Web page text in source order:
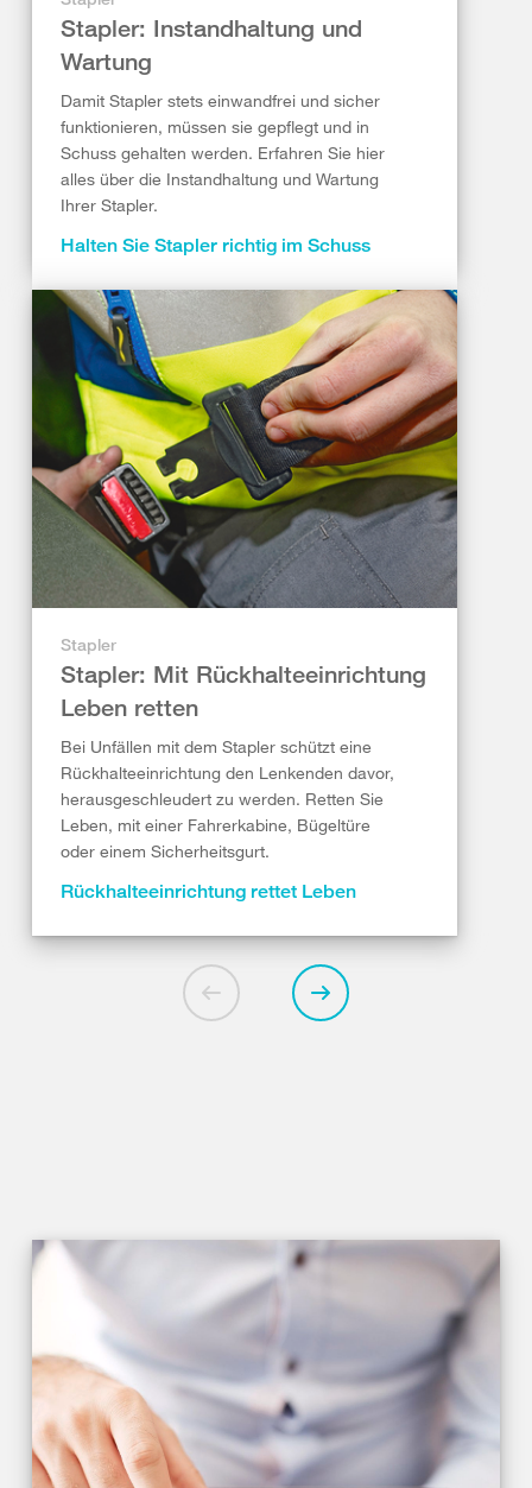
Stapler: Instandhaltung und
Wartung
Damit Stapler stets einwandfrei und sicher
funktionieren, müssen sie gepflegt und in
Schuss gehalten werden. Erfahren Sie hier
alles über die Instandhaltung und Wartung
Ihrer Stapler.
Halten Sie Stapler richtig im Schuss
Stapler
Stapler: Mit Rückhalteeinrichtung
Leben retten
Bei Unfällen mit dem Stapler schützt eine
Rückhalteeinrichtung den Lenkenden davor,
herausgeschleudert zu werden. Retten Sie
Leben, mit einer Fahrerkabine, Bügeltüre
oder einem Sicherheitsgurt.
Rückhalteeinrichtung rettet Leben